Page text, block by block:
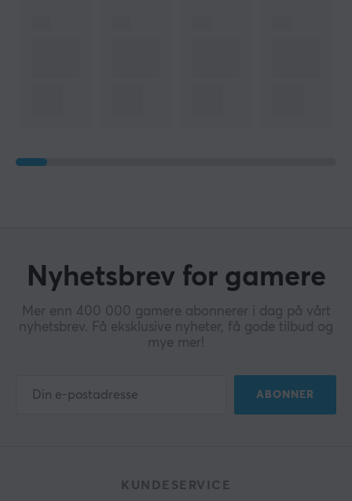
Nyhetsbrev for gamere
Mer enn 400 000 gamere abonnerer i dag på vårt
nyhetsbrev. Få eksklusive nyheter, få gode tilbud og
mye mer!
ABONNER
KUNDESERVICE